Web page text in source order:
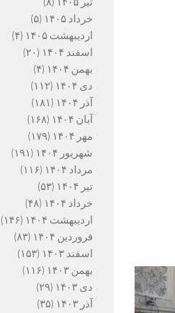
خرداد ۱۴۰۵
(۵)
اردیبهشت ۱۴۰۵
(۴)
اسفند ۱۴۰۴
(۲۰)
بهمن ۱۴۰۴
(۴)
دی ۱۴۰۴
(۱۱۲)
آذر ۱۴۰۴
(۱۸۱)
آبان ۱۴۰۴
(۱۶۸)
مهر ۱۴۰۴
(۱۷۹)
شهریور ۱۴۰۴
(۱۹۱)
مرداد ۱۴۰۴
(۱۱۶)
تیر ۱۴۰۴
(۵۳)
خرداد ۱۴۰۴
(۴۸)
اردیبهشت ۱۴۰۴
(۱۴۶)
فروردین ۱۴۰۴
(۸۳)
اسفند ۱۴۰۳
(۱۵۳)
بهمن ۱۴۰۳
(۱۱۶)
دی ۱۴۰۳
(۲۹)
آذر ۱۴۰۳
(۳۵)